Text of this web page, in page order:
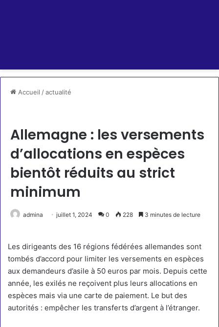
Accueil /actualité
Allemagne : les versements
d’allocations en espèces
bientôt réduits au strict
minimum
admina juillet 1, 2024 0 228 3 minutes de lecture
Les dirigeants des 16 régions fédérées allemandes sont
tombés d’accord pour limiter les versements en espèces
aux demandeurs d’asile à 50 euros par mois. Depuis cette
année, les exilés ne reçoivent plus leurs allocations en
espèces mais via une carte de paiement. Le but des
autorités : empêcher les transferts d’argent à l’étranger.